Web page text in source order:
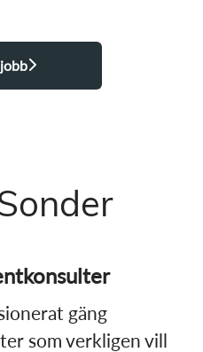
gäng
som verkligen vill